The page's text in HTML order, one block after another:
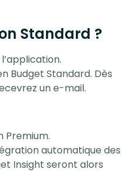
Standard ?
Budget Standard. Dès
un e-mail.
Premium.
automatique des
Insight seront alors